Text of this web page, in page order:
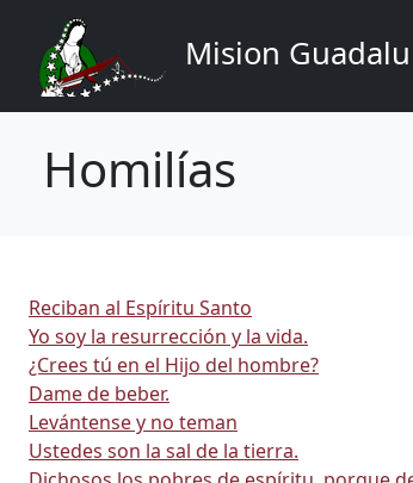
Aller au contenu principal
Navigation principale
Mision
Homilías
Reciban al Espíritu Santo
Yo soy la resurrección y la vida.
¿Crees tú en el Hijo del hombre?
Dame de beber.
Levántense y no teman
Ustedes son la sal de la tierra.